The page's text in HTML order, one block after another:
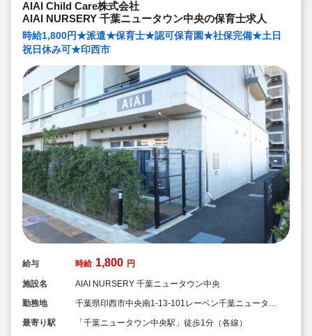
AIAI Child Care株式会社
AIAI NURSERY 千葉ニュータウン中央の保育士求人
時給1,800円★派遣★保育士★認可保育園★社保完備★土日
祝日休み可★印西市
給与 時給 1,800 円
施設名
AIAI NURSERY 千葉ニュータウン中央
勤務地
千葉県印西市中央南1-13-101レーベン千葉ニュータウ
最寄り駅
「千葉ニュータウン中央駅」徒歩1分（各線）